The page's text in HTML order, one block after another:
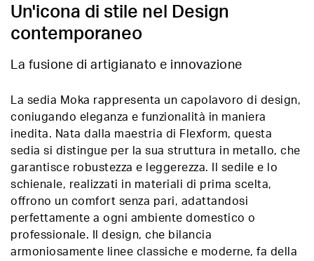
Un'icona di stile nel Design
contemporaneo
La fusione di artigianato e innovazione
La sedia Moka rappresenta un capolavoro di design,
coniugando eleganza e funzionalità in maniera
inedita. Nata dalla maestria di Flexform, questa
sedia si distingue per la sua struttura in metallo, che
garantisce robustezza e leggerezza. Il sedile e lo
schienale, realizzati in materiali di prima scelta,
offrono un comfort senza pari, adattandosi
perfettamente a ogni ambiente domestico o
professionale. Il design, che bilancia
armoniosamente linee classiche e moderne, fa della